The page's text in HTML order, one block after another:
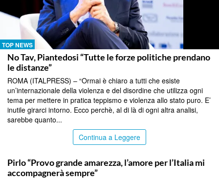
TOP NEWS
No Tav, Piantedosi “Tutte le forze politiche prendano
le distanze”
ROMA (ITALPRESS) – “Ormai è chiaro a tutti che esiste
un’internazionale della violenza e del disordine che utilizza ogni
tema per mettere in pratica teppismo e violenza allo stato puro. E’
inutile girarci intorno. Ecco perchè, al di là di ogni altra analisi,
sarebbe quanto...
Continua a Leggere
Pirlo “Provo grande amarezza, l’amore per l’Italia mi
accompagnerà sempre”